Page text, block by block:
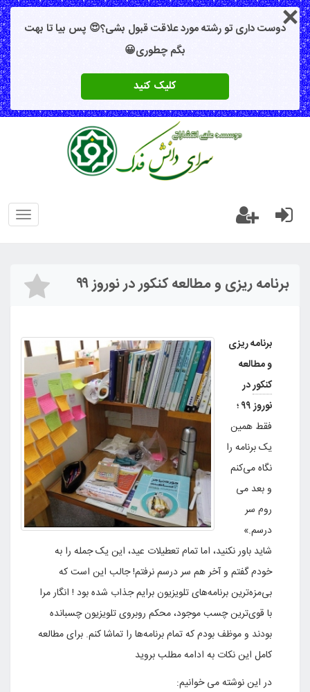
دوست داری تو رشته مورد علاقت قبول بشی؟😍 پس بیا تا بهت
بگم چطوری😀
کلیک کنید
برنامه ریزی و مطالعه کنکور در نوروز ۹۹
برنامه ریزی
و مطالعه
کنکوردر
نوروز ۹۹ ؛
فقط همین
یک برنامه را
نگاه می‌کنم
و بعد می
روم سر
درسم.»
شاید باور نکنید، اما تمام تعطیلات عید، این یک جمله را به
خودم گفتم و آخر هم سر درسم نرفتم! جالب این است که
بی‌مزه‌ترین برنامه‌های تلویزیون برایم جذاب شده بود ! انگار مرا
با قوی‌ترین چسب موجود‌، محکم روبروی تلویزیون چسبانده
بودند و موظف بودم که تمام برنامه‌ها را تماشا کنم. برای مطالعه
کامل این نکات به ادامه مطلب بروید
در این نوشته می خوانیم: